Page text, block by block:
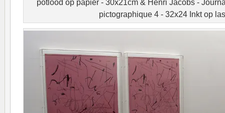
potlood op papier - 30x21cm & Henri Jacobs -
pictographique 4 - 32x24 Inkt op